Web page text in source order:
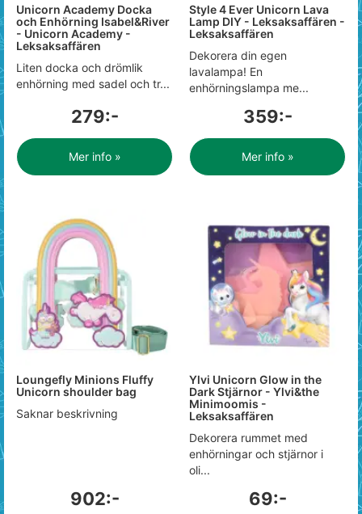
Unicorn Academy Docka
och Enhörning Isabel&River
- Unicorn Academy -
Leksaksaffären
Liten docka och drömlik
enhörning med sadel och tr...
279:-
Mer info »
Style 4 Ever Unicorn Lava
Lamp DIY - Leksaksaffären -
Leksaksaffären
Dekorera din egen
lavalampa! En
enhörningslampa me...
359:-
Mer info »
Loungefly Minions Fluffy
Unicorn shoulder bag
Saknar beskrivning
902:-
Ylvi Unicorn Glow in the
Dark Stjärnor - Ylvi&the
Minimoomis -
Leksaksaffären
Dekorera rummet med
enhörningar och stjärnor i
oli...
69:-